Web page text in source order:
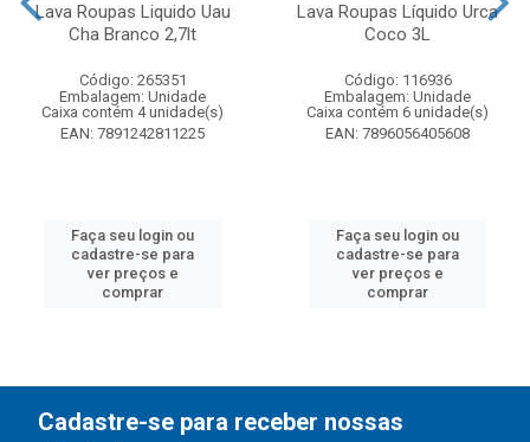
Lava Roupas Liquido Uau
Cha Branco 2,7lt
Código: 265351
Embalagem: Unidade
Caixa contém 4 unidade(s)
EAN: 7891242811225
Faça seu login ou
cadastre-se para
ver preços e
comprar
Lava Roupas Líquido Urca
Coco 3L
Código: 116936
Embalagem: Unidade
Caixa contém 6 unidade(s)
EAN: 7896056405608
Faça seu login ou
cadastre-se para
ver preços e
comprar
Cadastre-se para receber nossas